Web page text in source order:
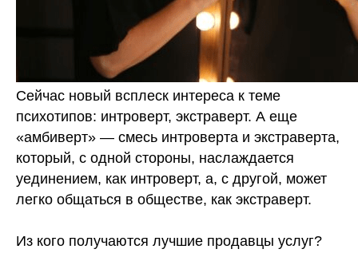
Сейчас новый всплеск интереса к теме
психотипов: интроверт, экстраверт. А еще
«амбиверт» — смесь интроверта и экстраверта,
который, с одной стороны, наслаждается
уединением, как интроверт, а, с другой, может
легко общаться в обществе, как экстраверт.
Из кого получаются лучшие продавцы услуг?